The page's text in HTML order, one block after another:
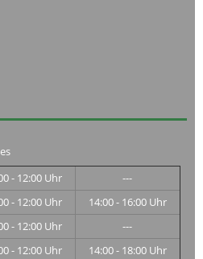
- 12:00 Uhr
---
- 12:00 Uhr
14:00 - 16:00 Uhr
- 12:00 Uhr
---
- 12:00 Uhr
14:00 - 18:00 Uhr